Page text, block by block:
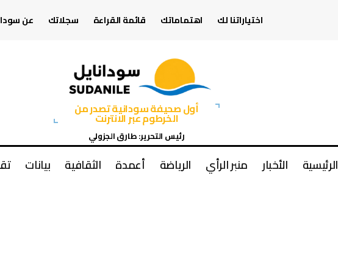
اختياراتنا لك اهتماماتك قائمة القراءة سجلاتك عن
أول صحيفة سودانية تصدر من
الخرطوم عبر الانترنت
رئيس التحرير: طارق الجزولي
الرئيسية الأخبار منبر الرأي الرياضة أعمدة الثقافية بيانات